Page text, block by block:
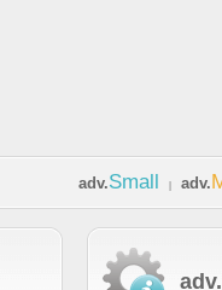
adv.Small adv.
adv.